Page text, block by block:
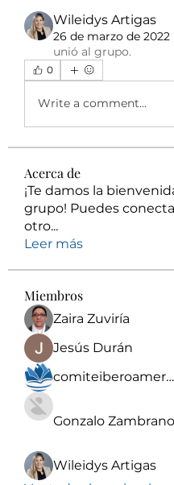
Wileidys Artigas
26 de marzo de 2022
unió al grupo.
0
Write a comment...
Acerca de
¡Te damos la
grupo! Puedes
otro...
Leer más
Miembros
Zaira Zuviría
Jesús Durán
comiteiberoamericanodeetica y bioetica
Gonzalo
Wileidys Artigas